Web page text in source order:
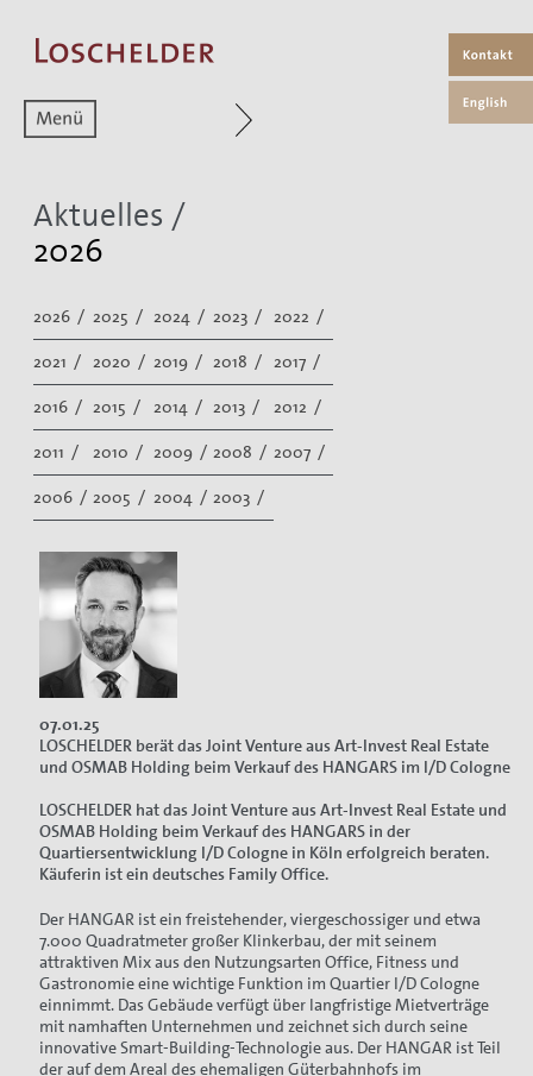
Zum aktuellen Menüpunkt
Aktuelles /
2026
2026 / 2025 / 2024 / 2023 / 2022 /
2021 / 2020 / 2019 / 2018 / 2017 /
2016 / 2015 / 2014 / 2013 / 2012 /
2011 / 2010 / 2009 / 2008 / 2007 /
2006 / 2005 / 2004 / 2003 /
07.01.25
LOSCHELDER berät das Joint Venture aus Art-Invest Real Estate
und OSMAB Holding beim Verkauf des HANGARS im I/D Cologne
LOSCHELDER hat das Joint Venture aus Art-Invest Real Estate und
OSMAB Holding beim Verkauf des HANGARS in der
Quartiersentwicklung I/D Cologne in Köln erfolgreich beraten.
Käuferin ist ein deutsches Family Office.
Der HANGAR ist ein freistehender, viergeschossiger und etwa
7.000 Quadratmeter großer Klinkerbau, der mit seinem
attraktiven Mix aus den Nutzungsarten Office, Fitness und
Gastronomie eine wichtige Funktion im Quartier I/D Cologne
einnimmt. Das Gebäude verfügt über langfristige Mietverträge
mit namhaften Unternehmen und zeichnet sich durch seine
innovative Smart-Building-Technologie aus. Der HANGAR ist Teil
der auf dem Areal des ehemaligen Güterbahnhofs im